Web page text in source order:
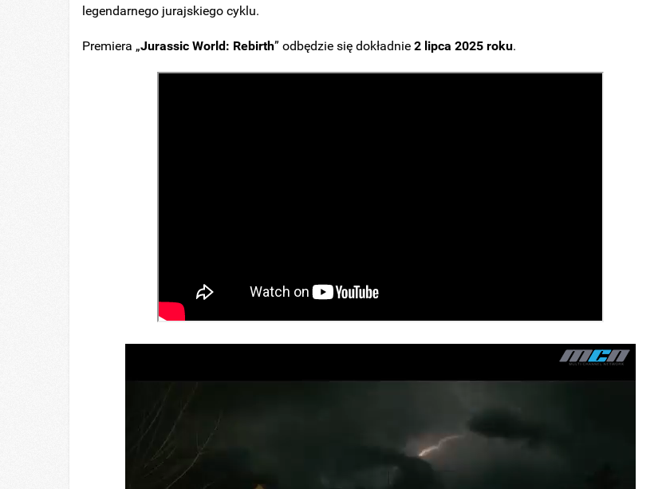
legendarnego jurajskiego cyklu.
Premiera „Jurassic World: Rebirth” odbędzie się dokładnie2 lipca 2025 roku.